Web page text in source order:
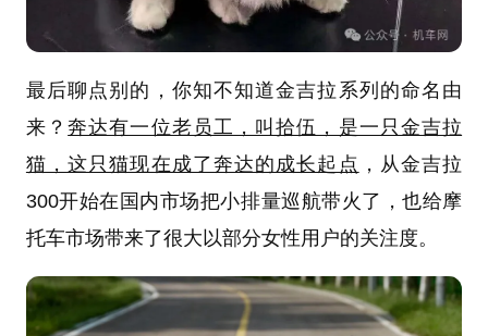
最后聊点别的，你知不知道金吉拉系列的命名由
来？奔达有一位老员工，叫拾伍，是一只金吉拉
猫，这只猫现在成了奔达的成长起点 ，从金吉拉
300开始在国内市场把小排量巡航带火了，也给摩
托车市场带来了很大以部分女性用户的关注度。